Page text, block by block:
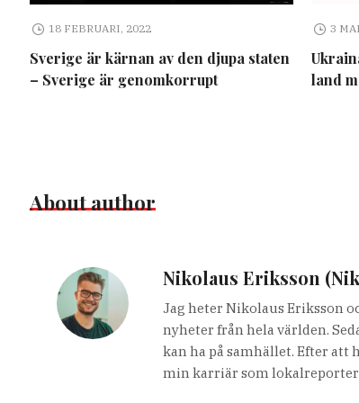
18 FEBRUARI, 2022
Sverige är kärnan av den djupa staten
– Sverige är genomkorrupt
3
land
About author
Nikolaus Eriksson
Jag heter Nikolaus Eriksson
nyheter från hela världen.
kan ha på samhället. Efter
min karriär som lokalreporter